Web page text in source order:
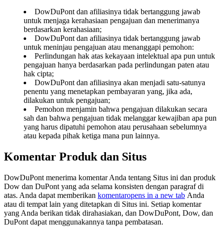
DowDuPont dan afiliasinya tidak bertanggung jawab
untuk menjaga kerahasiaan pengajuan dan menerimanya
berdasarkan kerahasiaan;
DowDuPont dan afiliasinya tidak bertanggung jawab
untuk meninjau pengajuan atau menanggapi pemohon:
Perlindungan hak atas kekayaan intelektual apa pun untuk
pengajuan hanya berdasarkan pada perlindungan paten atau
hak cipta;
DowDuPont dan afiliasinya akan menjadi satu-satunya
penentu yang menetapkan pembayaran yang, jika ada,
dilakukan untuk pengajuan;
Pemohon menjamin bahwa pengajuan dilakukan secara
sah dan bahwa pengajuan tidak melanggar kewajiban apa pun
yang harus dipatuhi pemohon atau perusahaan sebelumnya
atau kepada pihak ketiga mana pun lainnya.
Komentar Produk dan Situs
DowDuPont menerima komentar Anda tentang Situs ini dan produk
Dow dan DuPont yang ada selama konsisten dengan paragraf di
atas. Anda dapat memberikan komentaropens in a new tab Anda
atau di tempat lain yang ditetapkan di Situs ini. Setiap komentar
yang Anda berikan tidak dirahasiakan, dan DowDuPont, Dow, dan
DuPont dapat menggunakannya tanpa pembatasan.